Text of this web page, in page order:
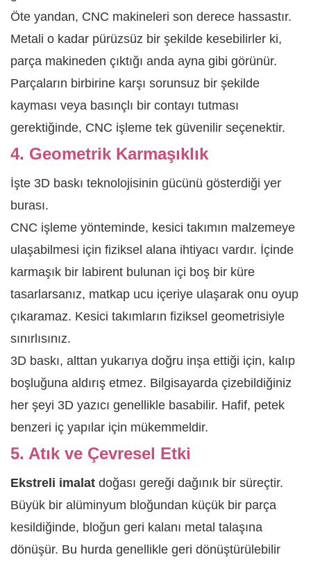
Öte yandan, CNC makineleri son derece hassastır.
Metali o kadar pürüzsüz bir şekilde kesebilirler ki,
parça makineden çıktığı anda ayna gibi görünür.
Parçaların birbirine karşı sorunsuz bir şekilde
kayması veya basınçlı bir contayı tutması
gerektiğinde, CNC işleme tek güvenilir seçenektir.
4. Geometrik Karmaşıklık
İşte 3D baskı teknolojisinin gücünü gösterdiği yer
burası.
CNC işleme yönteminde, kesici takımın malzemeye
ulaşabilmesi için fiziksel alana ihtiyacı vardır. İçinde
karmaşık bir labirent bulunan içi boş bir küre
tasarlarsanız, matkap ucu içeriye ulaşarak onu oyup
çıkaramaz. Kesici takımların fiziksel geometrisiyle
sınırlısınız.
3D baskı, alttan yukarıya doğru inşa ettiği için, kalıp
boşluğuna aldırış etmez. Bilgisayarda çizebildiğiniz
her şeyi 3D yazıcı genellikle basabilir. Hafif, petek
benzeri iç yapılar için mükemmeldir.
5. Atık ve Çevresel Etki
Ekstreli imalat doğası gereği dağınık bir süreçtir.
Büyük bir alüminyum bloğundan küçük bir parça
kesildiğinde, bloğun geri kalanı metal talaşına
dönüşür. Bu hurda genellikle geri dönüştürülebilir